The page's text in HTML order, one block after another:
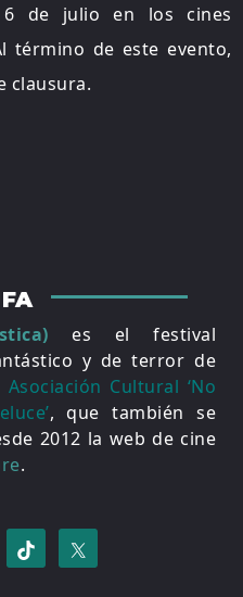
de julio en los cines
término de este evento,
clausura.
es el festival
y de terror de
Asociación Cultural ‘No
, que también se
2012 la web de cine
.